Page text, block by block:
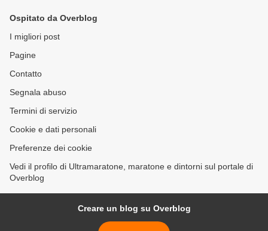
Ospitato da Overblog
I migliori post
Pagine
Contatto
Segnala abuso
Termini di servizio
Cookie e dati personali
Preferenze dei cookie
Vedi il profilo di Ultramaratone, maratone e dintorni sul portale di
Overblog
Creare un blog su Overblog